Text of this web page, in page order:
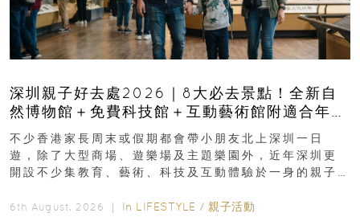
深圳親子好去處2026｜8大必去景點！全新自
然博物館＋免費科技館＋互動藝術館附適合年
齡、交通、門票、開放時間
不少香港家長周末或假期都會帶小朋友北上深圳一日
遊，除了大型商場、遊樂場及主題樂園外，近年深圳更
開設不少集教育、藝術、科技及互動體驗於一身的親子
6th August, 2026 ｜ In LIFESTYLE / 親子活動